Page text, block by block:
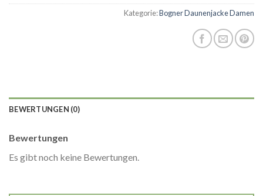
Kategorie:Bogner Daunenjacke Damen
BEWERTUNGEN (0)
Bewertungen
Es gibt noch keine Bewertungen.